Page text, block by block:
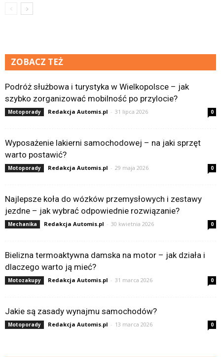
ZOBACZ TEŻ
Podróż służbowa i turystyka w Wielkopolsce – jak
szybko zorganizować mobilność po przylocie?
Motoporady Redakcja Automis.pl - 31 lipca 2026 0
Wyposażenie lakierni samochodowej – na jaki sprzęt
warto postawić?
Motoporady Redakcja Automis.pl - 29 maja 2026 0
Najlepsze koła do wózków przemysłowych i zestawy
jezdne – jak wybrać odpowiednie rozwiązanie?
Mechanika Redakcja Automis.pl - 30 kwietnia 2026 0
Bielizna termoaktywna damska na motor – jak działa i
dlaczego warto ją mieć?
Motozakupy Redakcja Automis.pl - 31 marca 2026 0
Jakie są zasady wynajmu samochodów?
Motoporady Redakcja Automis.pl - 13 marca 2026 0